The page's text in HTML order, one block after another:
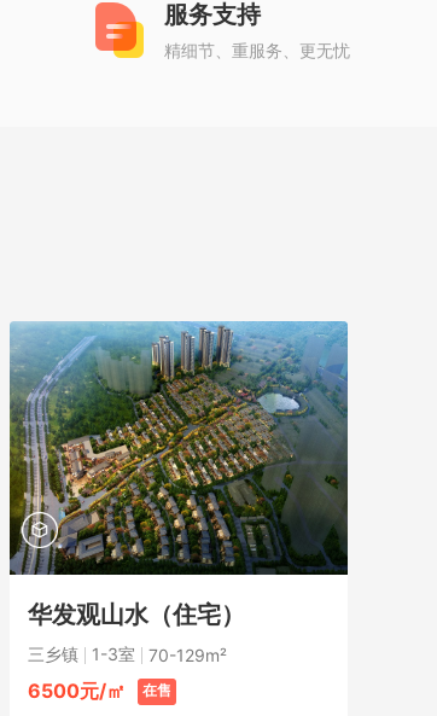
服务支持
精细节、重服务、更无忧
华发观山水（住宅）
三乡镇 1-3室 70-129m²
6500元/㎡ 在售